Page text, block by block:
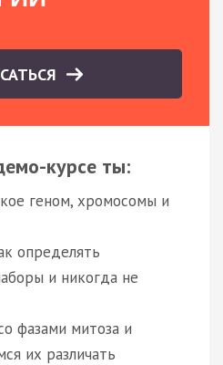
курсе ты:
геном, хромосомы и
определять
и никогда не
фазами митоза и
их различать